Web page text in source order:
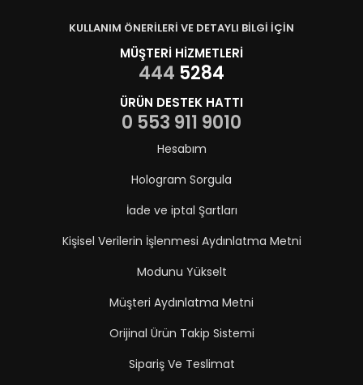
KULLANIM ÖNERİLERİ VE DETAYLI BİLGİ İÇİN
MÜŞTERİ HİZMETLERİ
444 5284
ÜRÜN DESTEK HATTI
0 553 911 9010
Hesabım
Hologram Sorgula
İade ve iptal Şartları
Kişisel Verilerin İşlenmesi Aydınlatma Metni
Modunu Yükselt
Müşteri Aydınlatma Metni
Orijinal Ürün Takip Sistemi
Sipariş Ve Teslimat